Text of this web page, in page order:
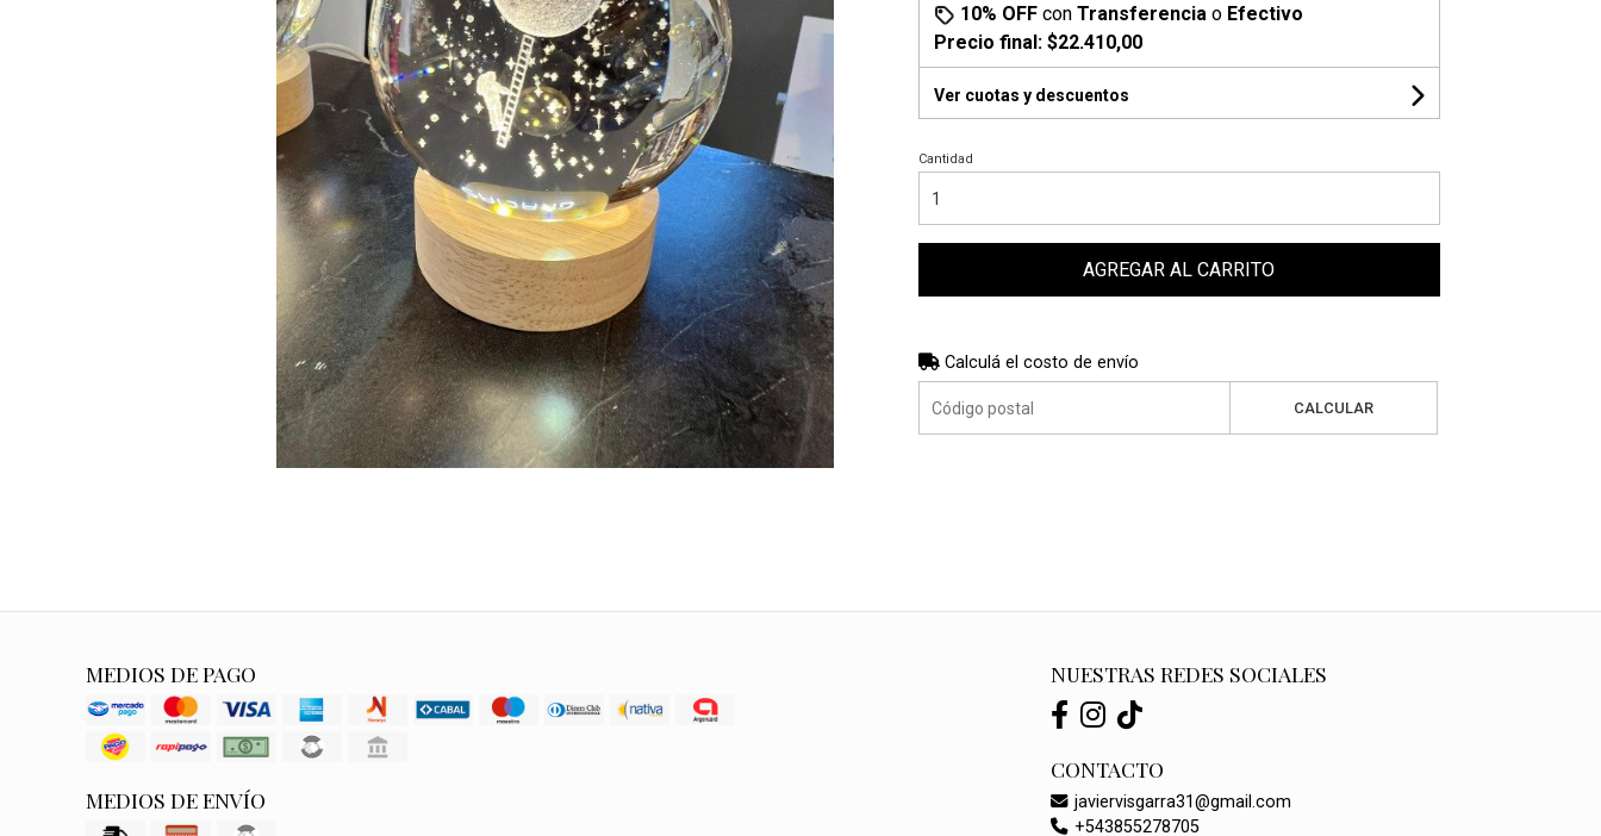
10% OFFcon Transferenciao Efectivo
Precio final: $22.410,00
Ver cuotas y descuentos
Cantidad
AGREGAR AL CARRITO
Calculá el costo de envío
CALCULAR
MEDIOS DE PAGO
MEDIOS DE ENVÍO
NUESTRAS REDES SOCIALES
CONTACTO
javiervisgarra31@gmail.com
+543855278705